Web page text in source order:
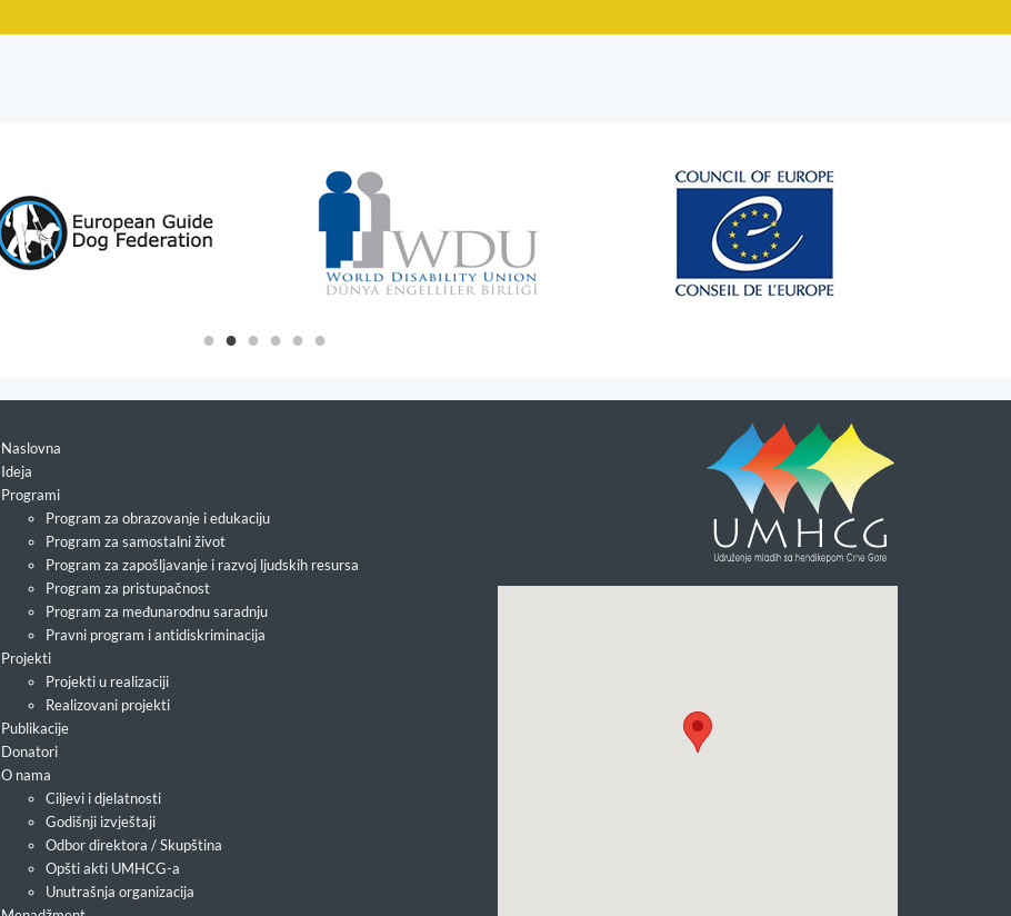
Naslovna
Ideja
Programi
Program za obrazovanje i edukaciju
Program za samostalni život
Program za zapošljavanje i razvoj ljudskih resursa
Program za pristupačnost
Program za međunarodnu saradnju
Pravni program i antidiskriminacija
Projekti
Projekti u realizaciji
Realizovani projekti
Publikacije
Donatori
O nama
Ciljevi i djelatnosti
Godišnji izvještaji
Odbor direktora / Skupština
Opšti akti UMHCG-a
Unutrašnja organizacija